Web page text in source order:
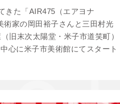
きた「AIR475（エアヨナ
術家の岡田裕子さんと三田村光
旧末次太陽堂・米子市道笑町）
心に米子市美術館にてスタート